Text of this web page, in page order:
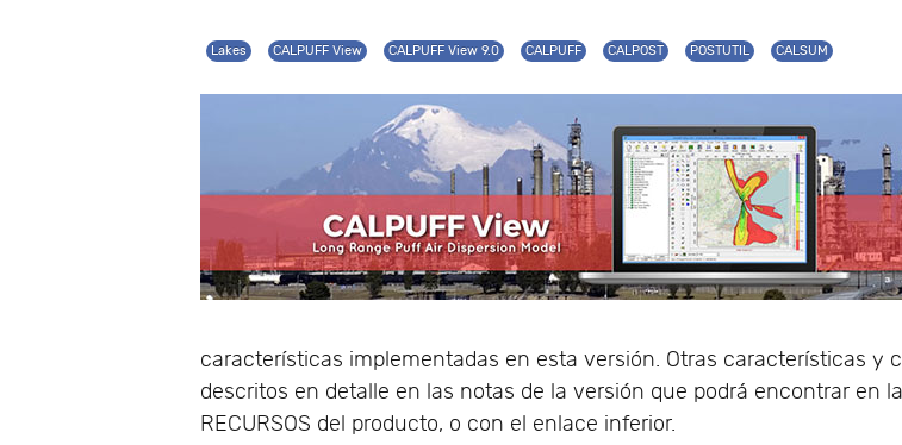
Lakes CALPUFF View CALPUFF View 9.0 CALPUFF CALPOST POSTUTIL CALSUM
características implementadas en esta versión. Otras características y
descritos en detalle en las notas de la versión que podrá encontrar en
RECURSOS del producto, o con el enlace inferior.